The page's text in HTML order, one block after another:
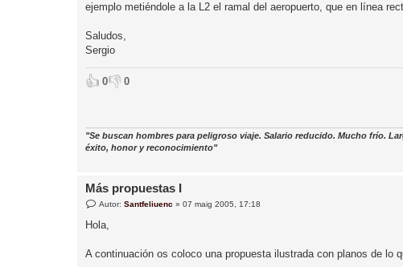
ejemplo metiéndole a la L2 el ramal del aeropuerto, que en línea
Saludos,
Sergio
👍 0👎 0
"Se buscan hombres para peligroso viaje. Salario reducido. Mucho frío.
éxito, honor y reconocimiento"
Más propuestas I
E
t
r
d
a
Autor:Santfeliuenc »07 maig 2005, 17:18
Hola,
A continuación os coloco una propuesta ilustrada con planos de lo